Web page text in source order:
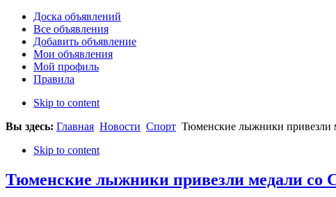
Доска объявлений
Все объявления
Добавить объявление
Мои объявления
Мой профиль
Правила
Skip to content
Вы здесь: Главная Новости Спорт Тюменские лыжники привезли
Skip to content
Тюменские лыжники привезли медали со